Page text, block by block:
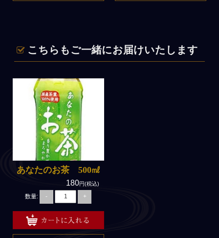
こちらもご一緒にお届けいたします
あなたのお茶 500㎖
180円(税込)
数量: - +